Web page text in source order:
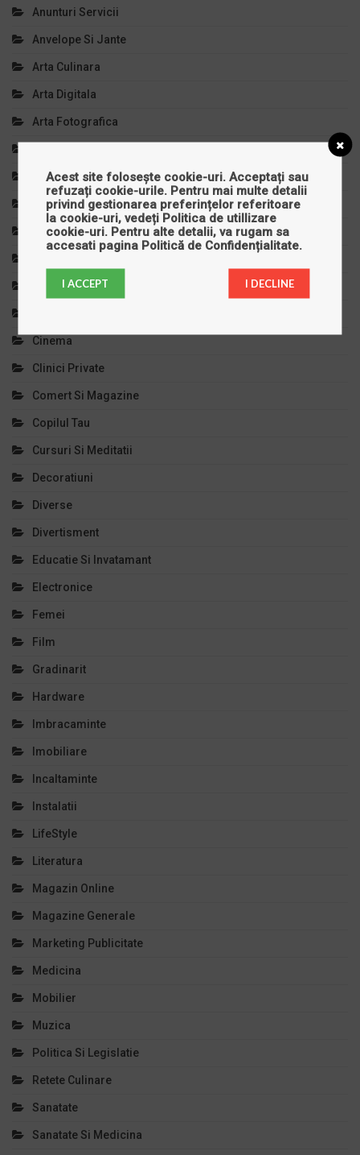
Anunturi Servicii
Anvelope Si Jante
Arta Culinara
Arta Digitala
Arta Fotografica
Articole Copii
Auto, Moto, Velo
Autoturisme
Calculatoare
Cinema
Clinici Private
Comert Si Magazine
Copilul Tau
Cursuri Si Meditatii
Decoratiuni
Diverse
Divertisment
Educatie Si Invatamant
Electronice
Femei
Film
Gradinarit
Hardware
Imbracaminte
Imobiliare
Incaltaminte
Instalatii
LifeStyle
Literatura
Magazin Online
Magazine Generale
Marketing Publicitate
Medicina
Mobilier
Muzica
Politica Si Legislatie
Retete Culinare
Sanatate
Sanatate Si Medicina
Acest site folosește cookie-uri. Acceptați sau
refuzați cookie-urile. Pentru mai multe detalii
privind gestionarea preferințelor referitoare
la cookie-uri, vedeți Politica de utillizare
cookie-uri. Pentru alte detalii, va rugam sa
accesati pagina Politică de Confidențialitate.
I ACCEPT I DECLINE